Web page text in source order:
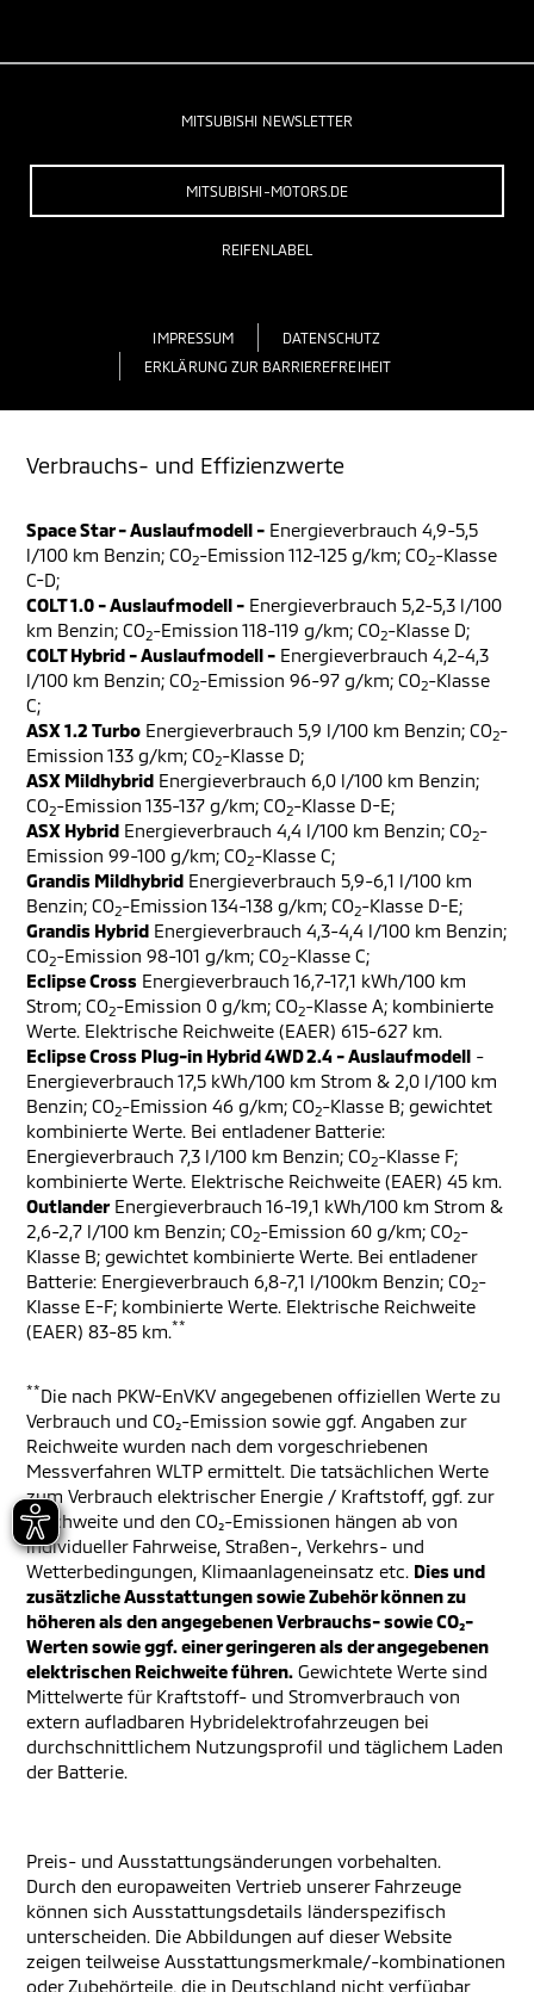
MITSUBISHI NEWSLETTER
MITSUBISHI-MOTORS.DE
REIFENLABEL
IMPRESSUM
DATENSCHUTZ
ERKLÄRUNG ZUR BARRIEREFREIHEIT
Verbrauchs- und Effizienzwerte
Space Star - Auslaufmodell - Energieverbrauch 4,9-5,5
l/100 km Benzin; CO2-Emission 112-125 g/km; CO2-Klasse
C-D;
COLT 1.0 - Auslaufmodell - Energieverbrauch 5,2-5,3 l/100
km Benzin; CO2-Emission 118-119 g/km; CO2-Klasse D;
COLT Hybrid - Auslaufmodell - Energieverbrauch 4,2-4,3
l/100 km Benzin; CO2-Emission 96-97 g/km; CO2-Klasse
C;
ASX 1.2 Turbo Energieverbrauch 5,9 l/100 km Benzin; CO2-
Emission 133 g/km; CO2-Klasse D;
ASX Mildhybrid Energieverbrauch 6,0 l/100 km Benzin;
CO2-Emission 135-137 g/km; CO2-Klasse D-E;
ASX Hybrid Energieverbrauch 4,4 l/100 km Benzin; CO2-
Emission 99-100 g/km; CO2-Klasse C;
Grandis Mildhybrid Energieverbrauch 5,9-6,1 l/100 km
Benzin; CO2-Emission 134-138 g/km; CO2-Klasse D-E;
Grandis Hybrid Energieverbrauch 4,3-4,4 l/100 km Benzin;
CO2-Emission 98-101 g/km; CO2-Klasse C;
Eclipse Cross Energieverbrauch 16,7-17,1 kWh/100 km
Strom; CO2-Emission 0 g/km; CO2-Klasse A; kombinierte
Werte. Elektrische Reichweite (EAER) 615-627 km.
Eclipse Cross Plug-in Hybrid 4WD 2.4 - Auslaufmodell -
Energieverbrauch 17,5 kWh/100 km Strom & 2,0 l/100 km
Benzin; CO2-Emission 46 g/km; CO2-Klasse B; gewichtet
kombinierte Werte. Bei entladener Batterie:
Energieverbrauch 7,3 l/100 km Benzin; CO2-Klasse F;
kombinierte Werte. Elektrische Reichweite (EAER) 45 km.
Outlander Energieverbrauch 16-19,1 kWh/100 km Strom &
2,6-2,7 l/100 km Benzin; CO2-Emission 60 g/km; CO2-
Klasse B; gewichtet kombinierte Werte. Bei entladener
Batterie: Energieverbrauch 6,8-7,1 l/100km Benzin; CO2-
Klasse E-F; kombinierte Werte. Elektrische Reichweite
(EAER) 83-85 km.**
**Die nach PKW-EnVKV angegebenen offiziellen Werte zu
Verbrauch und CO₂-Emission sowie ggf. Angaben zur
Reichweite wurden nach dem vorgeschriebenen
Messverfahren WLTP ermittelt. Die tatsächlichen Werte
zum Verbrauch elektrischer Energie / Kraftstoff, ggf. zur
Reichweite und den CO₂-Emissionen hängen ab von
individueller Fahrweise, Straßen-, Verkehrs- und
Wetterbedingungen, Klimaanlageneinsatz etc. Dies und
zusätzliche Ausstattungen sowie Zubehör können zu
höheren als den angegebenen Verbrauchs- sowie CO₂-
Werten sowie ggf. einer geringeren als der angegebenen
elektrischen Reichweite führen. Gewichtete Werte sind
Mittelwerte für Kraftstoff- und Stromverbrauch von
extern aufladbaren Hybridelektrofahrzeugen bei
durchschnittlichem Nutzungsprofil und täglichem Laden
der Batterie.
Preis- und Ausstattungsänderungen vorbehalten.
Durch den europaweiten Vertrieb unserer Fahrzeuge
können sich Ausstattungsdetails länderspezifisch
unterscheiden. Die Abbildungen auf dieser Website
zeigen teilweise Ausstattungsmerkmale/-kombinationen
oder Zubehörteile, die in Deutschland nicht verfügbar